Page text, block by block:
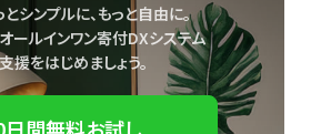
シンプルに、もっと自由に。
ールインワン寄付DXシステム
援をはじめましょう。
日間無料お試し